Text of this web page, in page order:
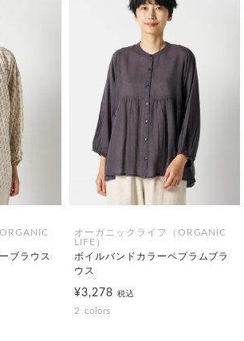
ブラウス
オーガニックライフ（ORGANIC
LIFE）
ボイルバンドカラーペプラムブラ
ウス
¥3,278 税込
2 colors